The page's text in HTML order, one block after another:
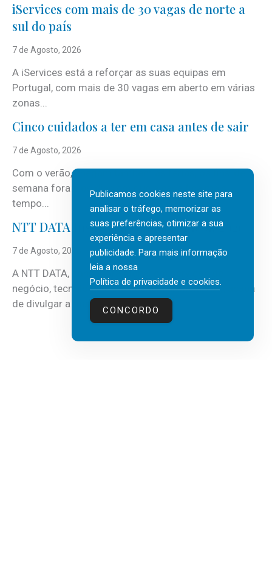
iServices com mais de 30 vagas de norte a
sul do país
7 de Agosto, 2026
A iServices está a reforçar as suas equipas em
Portugal, com mais de 30 vagas em aberto em várias
zonas...
Cinco cuidados a ter em casa antes de sair
7 de Agosto, 2026
Com o verão, chegam também as férias, os fins-de-
semana fora e os dias em que a casa fica mais
tempo...
NTT DATA Insurtech Global Outlook 2026
7 de Agosto, 2026
A NTT DATA, consultora global em serviços de
negócio, tecnologia e inteligência artificial (IA), acaba
de divulgar a mais recente...
Publicamos cookies neste site para
analisar o tráfego, memorizar as
suas preferências, otimizar a sua
experiência e apresentar
publicidade. Para mais informação
leia a nossa
Política de privacidade e cookies.
CONCORDO